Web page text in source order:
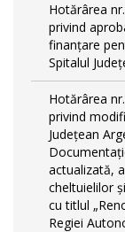
Hotărârea
privind
finanțare
Spitalul
Hotărârea
privind
Județean
actualizată,
cheltuielilor
cu titlul
Regiei